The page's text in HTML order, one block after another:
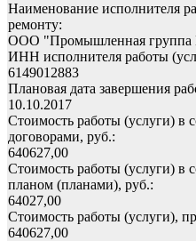
Наименование исполнителя
ремонту:
ООО "Промышленная
ИНН исполнителя работы
6149012883
Плановая дата завершения
10.10.2017
Стоимость работы (услуги) в
договорами, руб.:
640627,00
Стоимость работы (услуги) в
планом (планами), руб.:
64027,00
Стоимость работы (услуги),
640627,00